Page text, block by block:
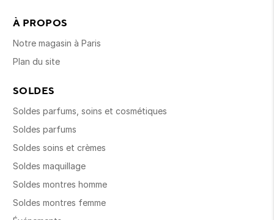
À PROPOS
Notre magasin à Paris
Plan du site
SOLDES
Soldes parfums, soins et cosmétiques
Soldes parfums
Soldes soins et crèmes
Soldes maquillage
Soldes montres homme
Soldes montres femme